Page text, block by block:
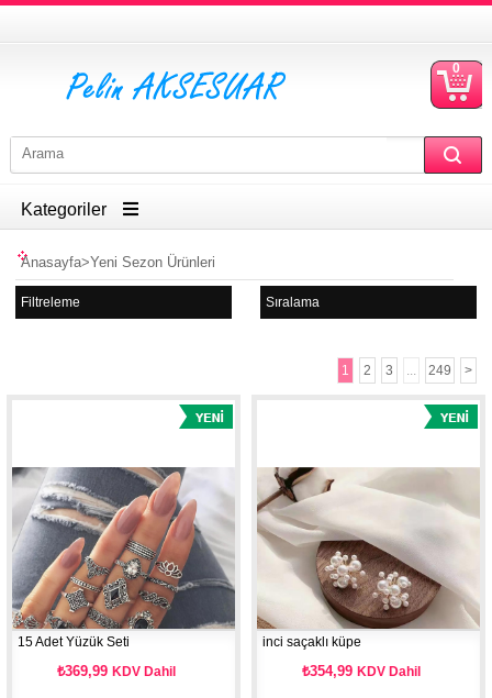
0
Kategoriler
Anasayfa>Yeni Sezon Ürünleri
Filtreleme Sıralama
1 2 3 ... 249 >
15 Adet Yüzük Seti
₺369,99KDV Dahil
inci saçaklı küpe
₺354,99KDV Dahil